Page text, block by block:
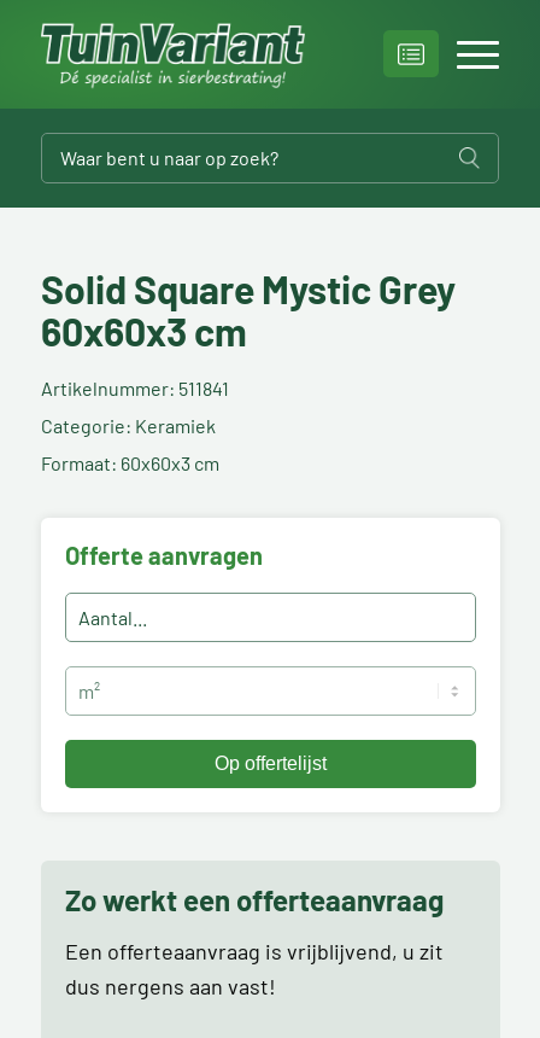
Solid Square Mystic Grey
60x60x3 cm
Artikelnummer: 511841
Categorie: Keramiek
Formaat: 60x60x3 cm
Offerte aanvragen
Zo werkt een offerteaanvraag
Een offerteaanvraag is vrijblijvend, u zit
dus nergens aan vast!